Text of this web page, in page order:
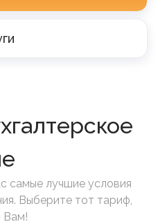
самые лучшие условия
Выберите тот тариф,
Вам!